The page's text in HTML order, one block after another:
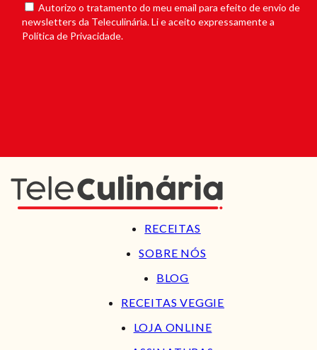
Autorizo o tratamento do meu email para efeito de envio de
newsletters da Teleculinária. Li e aceito expressamente a
Política de Privacidade.
RECEITAS
SOBRE NÓS
BLOG
RECEITAS VEGGIE
LOJA ONLINE